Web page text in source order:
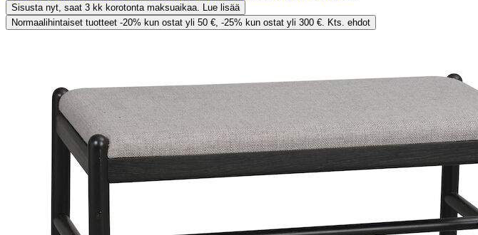
Sisusta nyt, saat 3 kk korotonta maksuaikaa. Lue lisää
Normaalihintaiset tuotteet -20% kun ostat yli 50 €, -25% kun ostat yli 300 €. Kts. ehdot